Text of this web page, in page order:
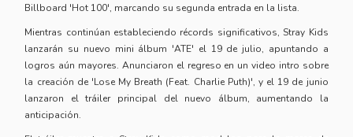
Billboard 'Hot 100', marcando su segunda entrada en la lista.
Mientras continúan estableciendo récords significativos, Stray Kids
lanzarán su nuevo mini álbum 'ATE' el 19 de julio, apuntando a
logros aún mayores. Anunciaron el regreso en un video intro sobre
la creación de 'Lose My Breath (Feat. Charlie Puth)', y el 19 de junio
lanzaron el tráiler principal del nuevo álbum, aumentando la
anticipación.